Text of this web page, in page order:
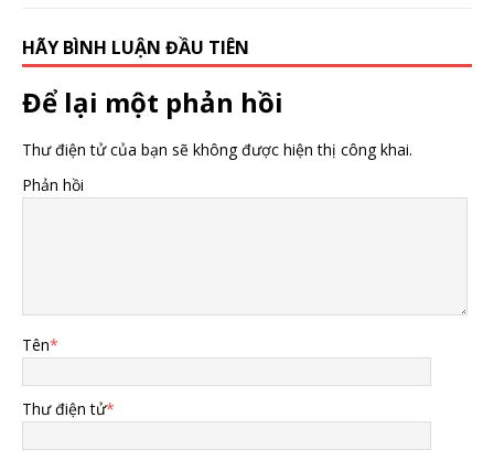
HÃY BÌNH LUẬN ĐẦU TIÊN
Để lại một phản hồi
Thư điện tử của bạn sẽ không được hiện thị công khai.
Phản hồi
Tên*
Thư điện tử*